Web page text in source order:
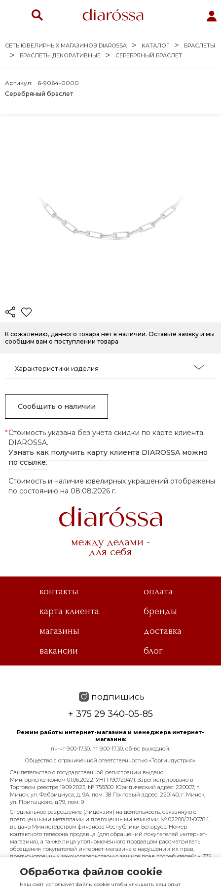
СЕТЬ ЮВЕЛИРНЫХ МАГАЗИНОВ DIAROSSA КАТАЛОГ
БРАСЛЕТЫ
БРАСЛЕТЫ ДЕКОРАТИВНЫЕ
СЕРЕБРЯНЫЙ БРАСЛЕТ
Серебряный браслет
Артикул: 6-9064-0000
К сожалению, данного товара нет в наличии. Оставьте заявку и мы
сообщим вам о поступлении товара
Характеристики изделия
Сообщить о наличии
*Стоимость указана без учёта скидки по карте клиента
DIAROSSA.
Узнать как получить карту клиента DIAROSSA можно
по ссылке.
Стоимость и наличие ювелирных украшений отображены
по состоянию на 08.08.2026 г.
между делами -
для себя
контакты
оплата
карта клиента
бренды
магазины
доставка
вакансии
блог
подпишись
+ 375 29 340-05-85
Режим работы интернет-магазина и менеджера интернет-
магазина:
пн-чт 9.00-17.30, пт 9.00-17.30, сб-вс выходной.
Общество с ограниченной ответственностью «Торгиндустрия».
Свидетельство о государственной регистрации выдано
Мингорисполкомом 01.06.2022. УНП 190729471. Зарегистрировано в
Торговом реестре 19.09.2025, № 758300. Юридический адрес: 220007, г.
Минск, ул. Фабрициуса, д. 9А, пом. 38 Почтовый адрес: 220140, г. Минск,
ул. Притыцкого, д.79, пом. 9
Специальное разрешение (лицензия) на деятельность, связанную с
драгоценными металлами и драгоценными камнями № 02200/21-00784,
выдано Министерством финансов Республики Беларусь. Номер
контактного телефона продавца (для обращений покупателей интернет-
магазина), а также лица уполномоченного продавцом рассматривать
обращения покупателей интернет-магазина о нарушении их прав,
предусмотренных законодательством о защите прав потребителей: + 375
управления по работе с обращениями граждан и юридических лиц
Минского городского исполнительного комитета, администрация
Обработка файлов cookie
Наш сайт использует файлы cookie чтобы улучшить ваш опыт